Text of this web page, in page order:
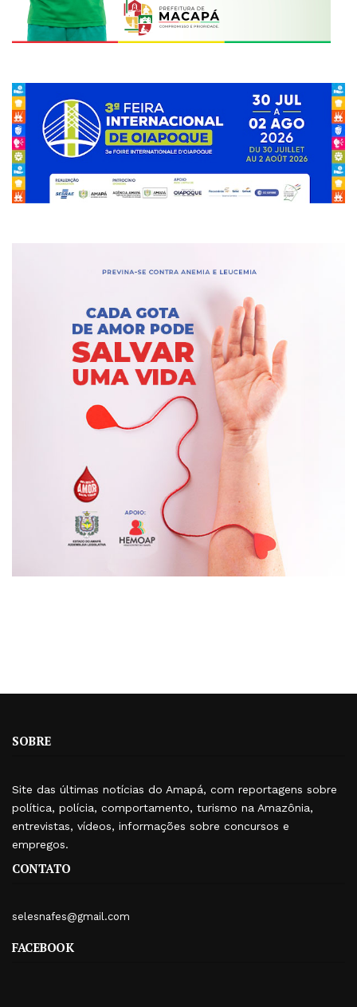
SOBRE
Site das últimas notícias do Amapá, com reportagens sobre
política, polícia, comportamento, turismo na Amazônia,
entrevistas, vídeos, informações sobre concursos e
empregos.
CONTATO
selesnafes@gmail.com
FACEBOOK